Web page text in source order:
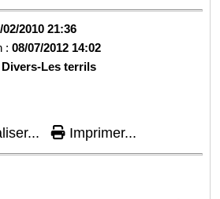
02/2010 21:36
:08/07/2012 14:02
Divers-Les terrils
Imprimer...